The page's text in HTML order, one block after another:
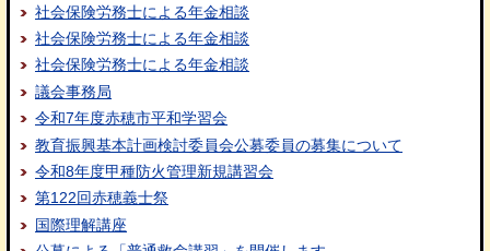
社会保険労務士による年金相談
社会保険労務士による年金相談
社会保険労務士による年金相談
議会事務局
令和7年度赤穂市平和学習会
教育振興基本計画検討委員会公募委員の募集について
令和8年度甲種防火管理新規講習会
第122回赤穂義士祭
国際理解講座